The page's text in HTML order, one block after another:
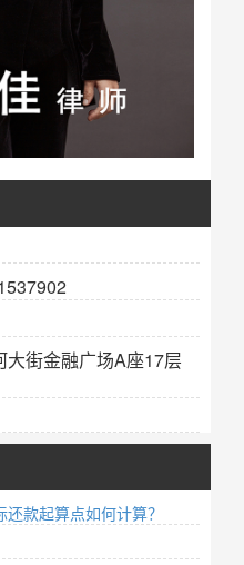
街金融广场A座17层
款起算点如何计算？